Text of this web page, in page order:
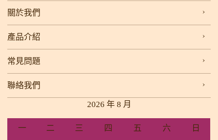
關於我們
產品介紹
常見問題
聯絡我們
2026 年 8 月
一 二 三 四 五 六 日